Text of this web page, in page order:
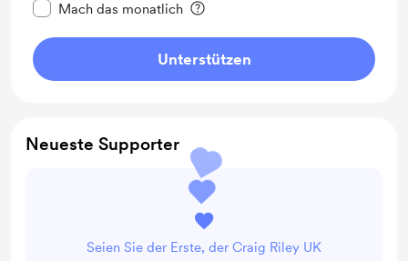
Mach das monatlich
Unterstützen
Neueste Supporter
Seien Sie der Erste, der Craig Riley UK